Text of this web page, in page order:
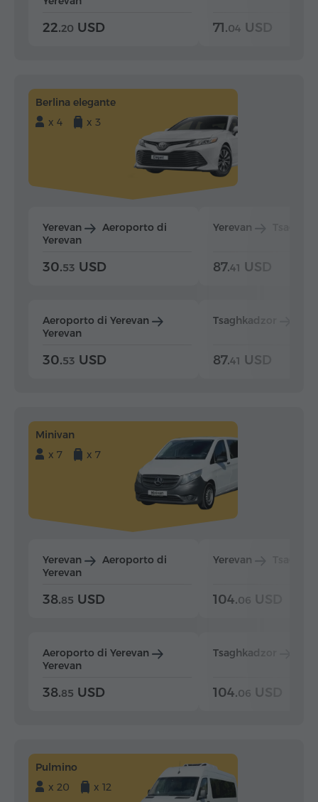
22.20 USD 71.04 USD
Berlina elegante
x 4
x 3
Yerevan
Aeroporto di
Yerevan
30.53 USD
Aeroporto di Yerevan
Yerevan
30.53 USD
Yerevan
87.41 USD
Tsaghkadzor
87.41 USD
Minivan
x 7
x 7
Yerevan
Aeroporto di
Yerevan
38.85 USD
Aeroporto di Yerevan
Yerevan
38.85 USD
Yerevan
104.06 USD
Tsaghkadzor
104.06 USD
Pulmino
x 20
x 12